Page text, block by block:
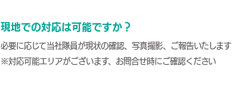
現地での対応は可能ですか？
必要に応じて当社隊員が現状の確認、写真撮影、ご報告いたします
※対応可能エリアがございます、お問合せ時にご確認ください